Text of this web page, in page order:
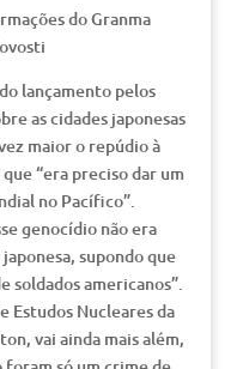
do Granma
lançamento pelos
as cidades japonesas
maior o repúdio à
“era preciso dar um
no Pacífico”.
genocídio não era
supondo que
soldados americanos”.
Estudos Nucleares da
vai ainda mais além,